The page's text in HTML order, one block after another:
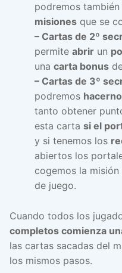
podremos también
misionesque se
– Cartas de 2º
permite abrirun
una carta bonus
– Cartas de 3º
podremos
tanto obtener
esta carta si el
y si tenemos los
abiertos los
cogemos la
de juego.
Cuando todos los
completos comienza
las cartas sacadas del
los mismos pasos.